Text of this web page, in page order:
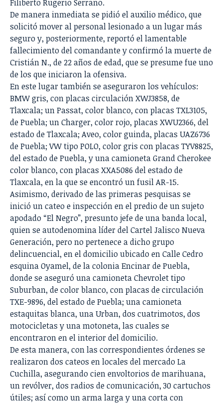
Filiberto Rugerio Serrano.
De manera inmediata se pidió el auxilio médico, que
solicitó mover al personal lesionado a un lugar más
seguro y, posteriormente, reportó el lamentable
fallecimiento del comandante y confirmó la muerte de
Cristián N., de 22 años de edad, que se presume fue uno
de los que iniciaron la ofensiva.
En este lugar también se aseguraron los vehículos:
BMW gris, con placas circulación XWJ3858, de
Tlaxcala; un Passat, color blanco, con placas TXL3105,
de Puebla; un Charger, color rojo, placas XWU2366, del
estado de Tlaxcala; Aveo, color guinda, placas UAZ6736
de Puebla; VW tipo POLO, color gris con placas TYV8825,
del estado de Puebla, y una camioneta Grand Cherokee
color blanco, con placas XXA5086 del estado de
Tlaxcala, en la que se encontró un fusil AR-15.
Asimismo, derivado de las primeras pesquisas se
inició un cateo e inspección en el predio de un sujeto
apodado “El Negro”, presunto jefe de una banda local,
quien se autodenomina líder del Cartel Jalisco Nueva
Generación, pero no pertenece a dicho grupo
delincuencial, en el domicilio ubicado en Calle Cedro
esquina Oyamel, de la colonia Encinar de Puebla,
donde se aseguró una camioneta Chevrolet tipo
Suburban, de color blanco, con placas de circulación
TXE-9896, del estado de Puebla; una camioneta
estaquitas blanca, una Urban, dos cuatrimotos, dos
motocicletas y una motoneta, las cuales se
encontraron en el interior del domicilio.
De esta manera, con las correspondientes órdenes se
realizaron dos cateos en locales del mercado La
Cuchilla, asegurando cien envoltorios de marihuana,
un revólver, dos radios de comunicación, 30 cartuchos
útiles; así como un arma larga y una corta con